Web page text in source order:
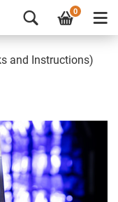
0
and Instructions)